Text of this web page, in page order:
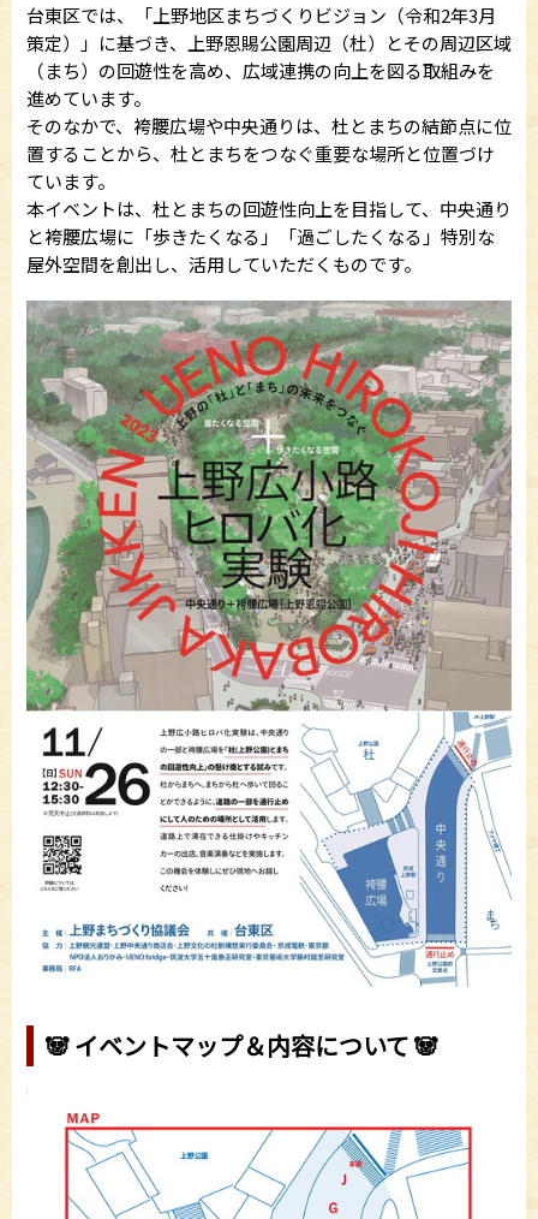
台東区では、「上野地区まちづくりビジョン（令和2年3月
策定）」に基づき、上野恩賜公園周辺（杜）とその周辺区域
（まち）の回遊性を高め、広域連携の向上を図る取組みを
進めています。
そのなかで、袴腰広場や中央通りは、杜とまちの結節点に位
置することから、杜とまちをつなぐ重要な場所と位置づけ
ています。
本イベントは、杜とまちの回遊性向上を目指して、中央通り
と袴腰広場に「歩きたくなる」「過ごしたくなる」特別な
屋外空間を創出し、活用していただくものです。
🐼 イベントマップ＆内容について 🐼